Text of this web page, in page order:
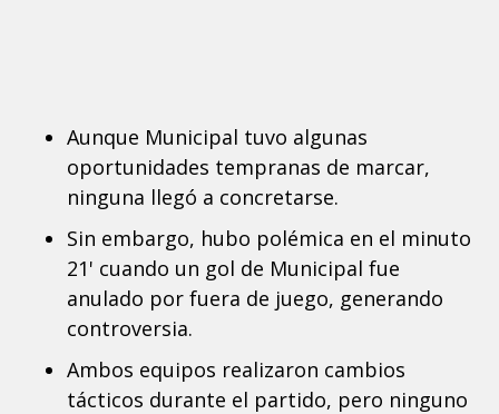
Aunque Municipal tuvo algunas
oportunidades tempranas de marcar,
ninguna llegó a concretarse.
Sin embargo, hubo polémica en el minuto
21' cuando un gol de Municipal fue
anulado por fuera de juego, generando
controversia.
Ambos equipos realizaron cambios
tácticos durante el partido, pero ninguno